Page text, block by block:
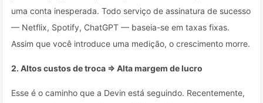
uma conta inesperada. Todo serviço de assinatura de sucesso
— Netflix, Spotify, ChatGPT — baseia-se em taxas fixas.
Assim que você introduce uma medição, o crescimento morre.
2. Altos custos de troca ⇒ Alta margem de lucro
Esse é o caminho que a Devin está seguindo. Recentemente,